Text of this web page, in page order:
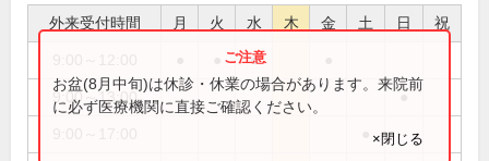
外来受付時間 月 火 水 木 金 土 日 祝
●
9:00～13:00 ●
お盆(8月中旬)は休診・休業の場合があります。来院前
に必ず医療機関に直接ご確認ください。
×閉じる